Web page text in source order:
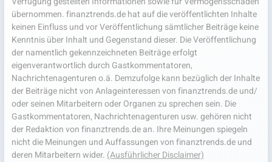
übernommen. finanztrends.de hat auf die veröffentlichten Inhalte
keinen Einfluss und vor Veröffentlichung sämtlicher Beiträge keine
Kenntnis über Inhalt und Gegenstand dieser. Die Veröffentlichung
der namentlich gekennzeichneten Beiträge erfolgt
eigenverantwortlich durch Gastkommentatoren,
Nachrichtenagenturen o.ä. Demzufolge kann bezüglich der Inhalte
der Beiträge nicht von Anlageinteressen von finanztrends.de und/
oder seinen Mitarbeitern oder Organen zu sprechen sein. Die
Gastkommentatoren, Nachrichtenagenturen usw. gehören nicht
der Redaktion von finanztrends.de an. Ihre Meinungen spiegeln
nicht die Meinungen und Auffassungen von finanztrends.de und
deren Mitarbeitern wider. (Ausführlicher Disclaimer)